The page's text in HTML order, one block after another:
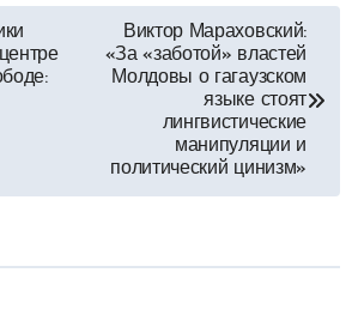
Виктор Мараховский:
«За «заботой» властей
Молдовы о гагаузском
языке стоят
лингвистические
манипуляции и
политический цинизм»